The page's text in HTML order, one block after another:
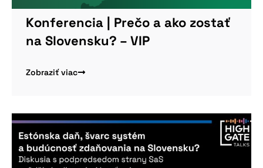
Konferencia | Prečo a ako zostať
na Slovensku? – VIP
Zobraziť viac
Viac informácií